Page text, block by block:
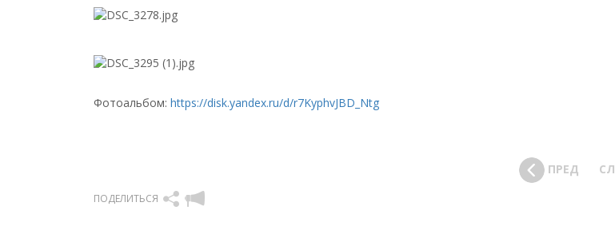
Фотоальбом: https://disk.yandex.ru/d/r7KyphvJBD_Ntg
ПОДЕЛИТЬСЯ
ПРЕД